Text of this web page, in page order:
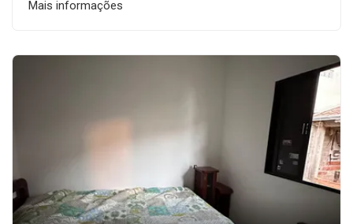
Mais informações